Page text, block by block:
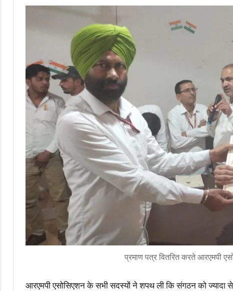
प्रमाण पत्र वितरित करते आरएमपी
आरएमपी एसोसिएशन के सभी सदस्यों ने शपथ ली कि संगठन को ज्यादा से